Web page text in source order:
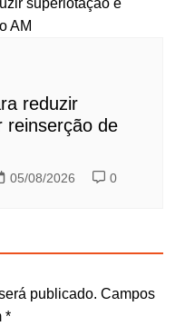
reduzir
reinserção de
05/08/2026 0
publicado. Campos
*